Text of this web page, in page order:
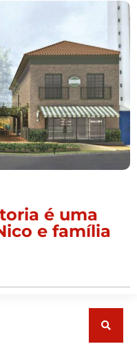
é uma
e família